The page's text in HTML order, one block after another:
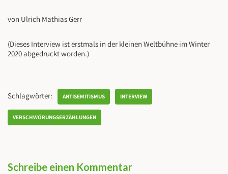
von Ulrich Mathias Gerr
(Dieses Interview ist erstmals in der kleinen Weltbühne im Winter
2020 abgedruckt worden.)
Schlagwörter: ANTISEMITISMUS INTERVIEW
VERSCHWÖRUNGSERZÄHLUNGEN
Schreibe einen Kommentar